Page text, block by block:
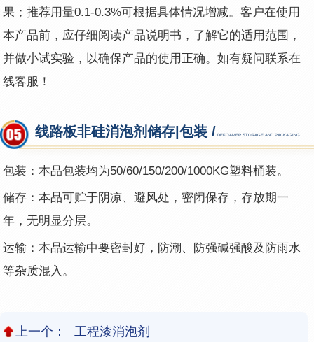
果；推荐用量0.1-0.3%可根据具体情况增减。客户在使用
本产品前，应仔细阅读产品说明书，了解它的适用范围，
并做小试实验，以确保产品的使用正确。如有疑问联系在
线客服！
线路板非硅消泡剂储存|包装 / DEFOAMER STORAGE AND PACKAGING
包装：本品包装均为50/60/150/200/1000KG塑料桶装。
储存：本品可贮于阴凉、避风处，密闭保存，存放期一
年，无明显分层。
运输：本品运输中要密封好，防潮、防强碱强酸及防雨水
等杂质混入。
上一个： 工程漆消泡剂